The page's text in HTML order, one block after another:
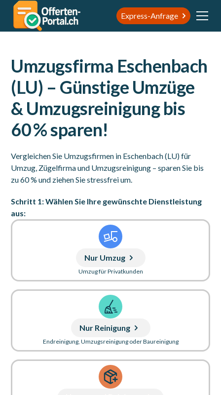
Express-Anfrage
Umzugsfirma Eschenbach
(LU) – Günstige Umzüge
& Umzugsreinigung bis
60 % sparen!
Vergleichen Sie Umzugsfirmen in Eschenbach (LU) für
Umzug, Zügelfirma und Umzugsreinigung – sparen Sie bis
zu 60 % und ziehen Sie stressfrei um.
Schritt 1: Wählen Sie Ihre gewünschte Dienstleistung
aus:
Nur Umzug
Umzug für Privatkunden
Nur Reinigung
Endreinigung, Umzugsreinigung oder Baureinigung